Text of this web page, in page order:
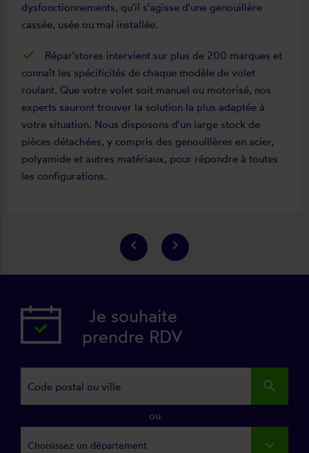
dysfonctionnements, qu'il s'agisse d'une genouillère
cassée, usée ou mal installée.
Répar'stores intervient sur plus de 200 marques et
connaît les spécificités de chaque modèle de volet
roulant. Que votre volet soit manuel ou motorisé, nos
experts sauront trouver la solution la plus adaptée à
votre situation. Nous disposons d'un large stock de
pièces détachées, y compris des genouillères en acier,
polyamide et autres matériaux, pour répondre à toutes
les configurations.
keyboard_arrow_left keyboard_arrow_right
Je souhaite
prendre RDV
search
ou
Choisissez un département